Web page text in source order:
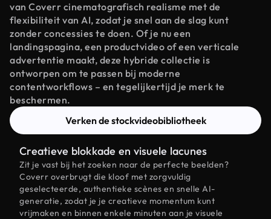
van Coverr cinematografisch realisme met de
flexibiliteit van AI, zodat je snel aan de slag kunt
zonder concessies te doen. Of je nu een
landingspagina, een productvideo of een verticale
advertentie maakt, deze hybride collectie is
ontworpen om te passen bij moderne
contentworkflows – en tegelijkertijd je merk te
beschermen.
Verken de stockvideobibliotheek
Creatieve blokkade en visuele lacunes
Zit je vast bij het zoeken naar de perfecte beelden?
Coverr overbrugt die kloof met zorgvuldig
geselecteerde, authentieke scènes en snelle AI-
generatie, zodat je je creatieve momentum kunt
vrijmaken en binnen enkele minuten aan je visuele